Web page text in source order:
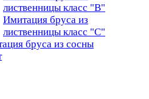
лиственницы класс "B"
Имитация бруса из
лиственницы класс "C"
бруса из сосны